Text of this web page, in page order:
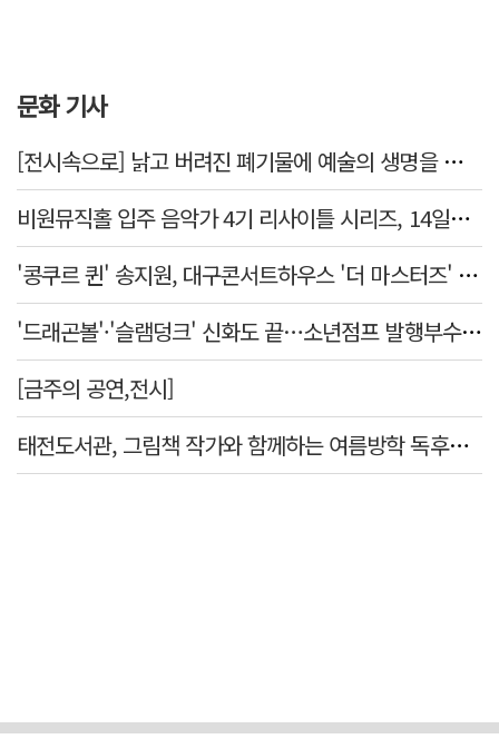
문화 기사
[전시속으로] 낡고 버려진 폐기물에 예술의 생명을 불어넣다…김결수 개인전
비원뮤직홀 입주 음악가 4기 리사이틀 시리즈, 14일부터 6주간 개최
'콩쿠르 퀸' 송지원, 대구콘서트하우스 '더 마스터즈' 무대 오른다
'드래곤볼'·'슬램덩크' 신화도 끝…소년점프 발행부수 100만부 붕괴
[금주의 공연,전시]
태전도서관, 그림책 작가와 함께하는 여름방학 독후체험 운영